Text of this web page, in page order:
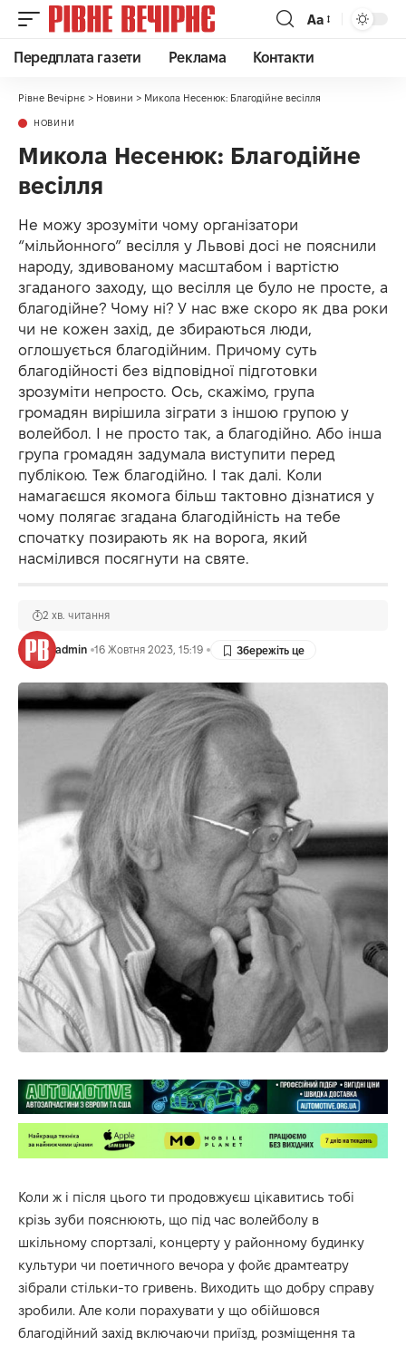
Аа
Передплата газети Реклама Контакти
Рівне Вечірнє > Новини > Микола Несенюк: Благодійне весілля
НОВИНИ
Микола Несенюк: Благодійне
весілля
Не можу зрозуміти чому організатори
“мільйонного” весілля у Львові досі не пояснили
народу, здивованому масштабом і вартістю
згаданого заходу, що весілля це було не просте, а
благодійне? Чому ні? У нас вже скоро як два роки
чи не кожен захід, де збираються люди,
оглошується благодійним. Причому суть
благодійності без відповідної підготовки
зрозуміти непросто. Ось, скажімо, група
громадян вирішила зіграти з іншою групою у
волейбол. І не просто так, а благодійно. Або інша
група громадян задумала виступити перед
публікою. Теж благодійно. І так далі. Коли
намагаєшся якомога більш тактовно дізнатися у
чому полягає згадана благодійність на тебе
спочатку позирають як на ворога, який
насмілився посягнути на святе.
admin 16 Жовтня 2023, 15:19
2 хв. читання
Коли ж і після цього ти продовжуєш цікавитись тобі
крізь зуби пояснюють, що під час волейболу в
шкільному спортзалі, концерту у районному будинку
культури чи поетичного вечора у фойє драмтеатру
зібрали стільки-то гривень. Виходить що добру справу
зробили. Але коли порахувати у що обійшовся
благодійний захід включаючи приїзд, розміщення та